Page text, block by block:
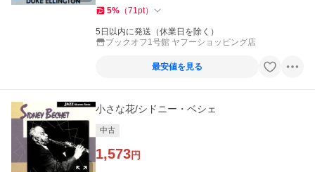
5% （71pt）
5日以内に発送（休業日を除く）
ブックオフ1号館 ヤフーショッピング店
最安値を見る
小さな花/シドニー・ベシェ
中古
1,573円